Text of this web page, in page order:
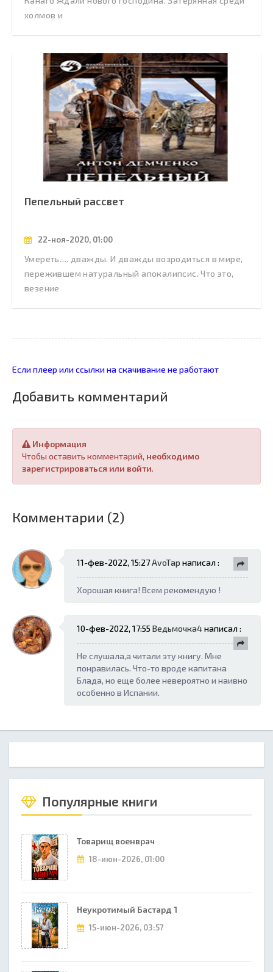
холмов и
Пепельный рассвет
22-ноя-2020, 01:00
Умереть…. дважды. И дважды возродиться в мире,
пережившем натуральный апокалипсис. Что это,
везение
Если плеер или ссылки на скачивание не работают
Добавить комментарий
Информация
Чтобы оставить комментарий, необходимо
зарегистрироваться или войти.
Комментарии (2)
11-фев-2022, 15:27AvoTap написал :
Хорошая книга! Всем рекомендую !
10-фев-2022, 17:55 Ведьмочка4написал :
Не слушала,а читали эту книгу. Мне
понравилась. Что-то вроде капитана
Блада, но еще более невероятно и наивно
особенно в Испании.
Популярные книги
Товарищ военврач
18-июн-2026, 01:00
Неукротимый Бастард 1
15-июн-2026, 03:57